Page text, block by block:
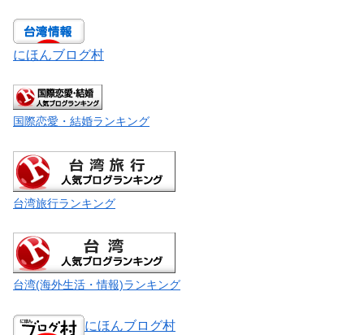
にほんブログ村
国際恋愛・結婚ランキング
台湾旅行ランキング
台湾(海外生活・情報)ランキング
にほんブログ村